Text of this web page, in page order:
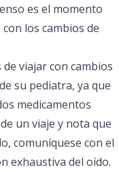
es el momento
los cambios de
viajar con cambios
su pediatra, ya que
medicamentos
un viaje y nota que
comuníquese con el
exhaustiva del oído.